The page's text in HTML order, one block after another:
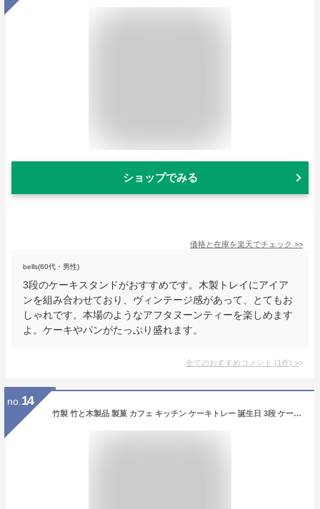
ショップでみる
価格と在庫を楽天でチェック >>
bells(60代・男性)
3段のケーキスタンドがおすすめです。木製トレイにアイア
ンを組み合わせており、ヴィンテージ感があって、とてもお
しゃれです。本場のようなアフタヌーンティーを楽しめます
よ。ケーキやパンがたっぷり盛れます。
全てのおすすめコメント (1件) >
no. 14
竹製 竹と木製品 製菓 カフェ キッチン ケーキトレー 誕生日 3段 ケーキスタンド 小 台付き かわいい 大 喫茶店 お誕生日会 ディスプレイ 来客 果物収納 菓子皿 天然竹製 2段 ウッドケーキスタンド デザートスタンド ケーキ アフタヌーンティー パーティー おしゃれ